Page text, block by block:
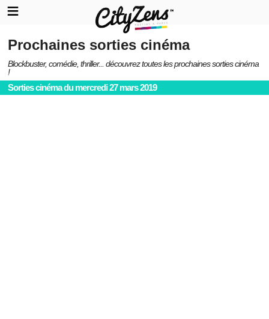
Prochaines sorties cinéma
Blockbuster, comédie, thriller... découvrez toutes les prochaines sorties cinéma
!
Sorties cinéma du mercredi 27 mars 2019